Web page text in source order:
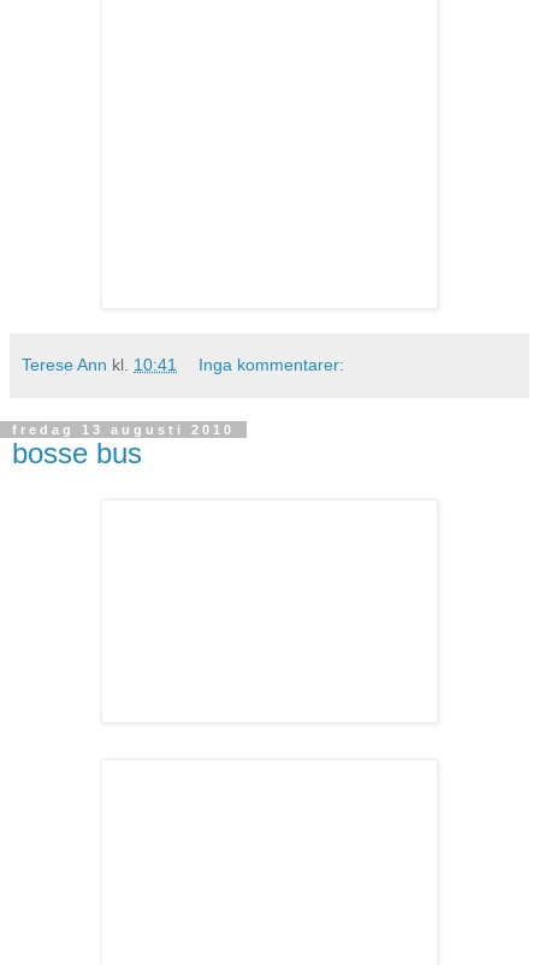
Terese Ann kl. 10:41 Inga kommentarer:
fredag 13 augusti 2010
bosse bus